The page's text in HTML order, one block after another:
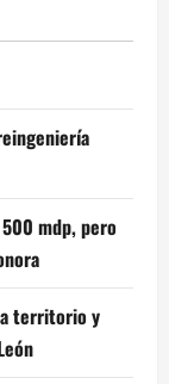
mdp, pero
territorio y